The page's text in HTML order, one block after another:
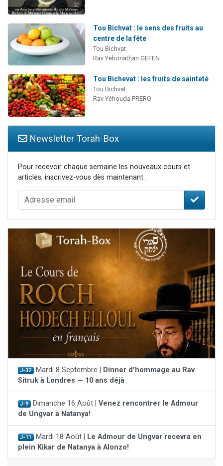
Tou Bichvat : le sens des fruits au
centre de la fête
Tou Bichvat
Rav Yehonathan GEFEN
Tou Bichevat : les fruits de sainteté
Tou Bichvat
Rav Yéhouda PRERO
Newsletter Torah-Box
Pour recevoir chaque semaine les nouveaux cours et
articles, inscrivez-vous dès maintenant :
J-32 Mardi 8 Septembre |
Dinner d'hommage au Rav
Sitruk à Londres — 10 ans déjà
J-9 Dimanche 16 Août | Venez rencontrer le Admour
de Ungvar à Natanya!
J-11 Mardi 18 Août |
Le Admour de Ungvar recevra en
plein Kikar de Natanya à Alonzo!